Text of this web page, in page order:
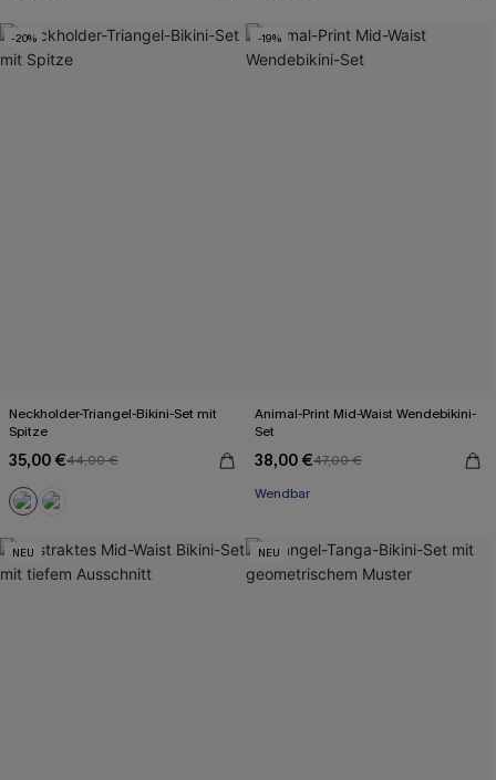
-20%
Neckholder-Triangel-Bikini-Set mit
Spitze
35,00 €44,00 €
-19%
Animal-Print Mid-Waist Wendebikini-
Set
38,00 €47,00 €
Wendbar
NEU NEU